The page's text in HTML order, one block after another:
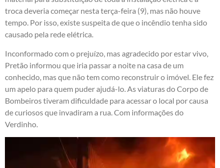
troca deveria começar nesta terça-feira (9), mas não houve
tempo. Por isso, existe suspeita de que o incêndio tenha sido
causado pela rede elétrica.
Inconformado com o prejuízo, mas agradecido por estar vivo,
Pretão informou que iria passar a noite na casa de um
conhecido, mas que não tem como reconstruir o imóvel. Ele fez
um apelo para quem puder ajudá-lo. As viaturas do Corpo de
Bombeiros tiveram dificuldade para acessar o local por causa
de curiosos que invadiram a rua. Com informações do
Verdinho.